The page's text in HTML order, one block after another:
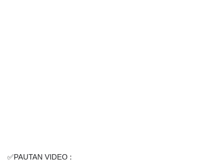
✅PAUTAN VIDEO :